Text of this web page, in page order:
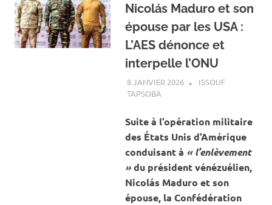
Nicolás Maduro et son
épouse par les USA :
L’AES dénonce et
interpelle l’ONU
8 JANVIER 2026
ISSOUF
TAPSOBA
Suite à l’opération militaire
des États Unis d’Amérique
conduisant à « l’enlèvement
»du président vénézuélien,
Nicolás Maduro et son
épouse, la Confédération